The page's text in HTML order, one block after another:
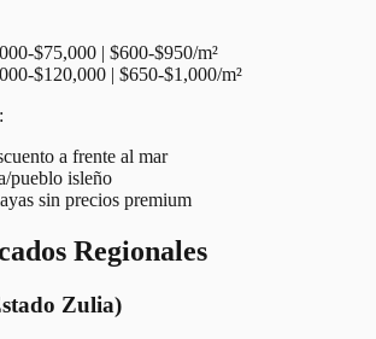
$75,000 | $600-$950/m²
$120,000 | $650-$1,000/m²
:
a frente al mar
pueblo isleño
sin precios premium
Regionales
Zulia)